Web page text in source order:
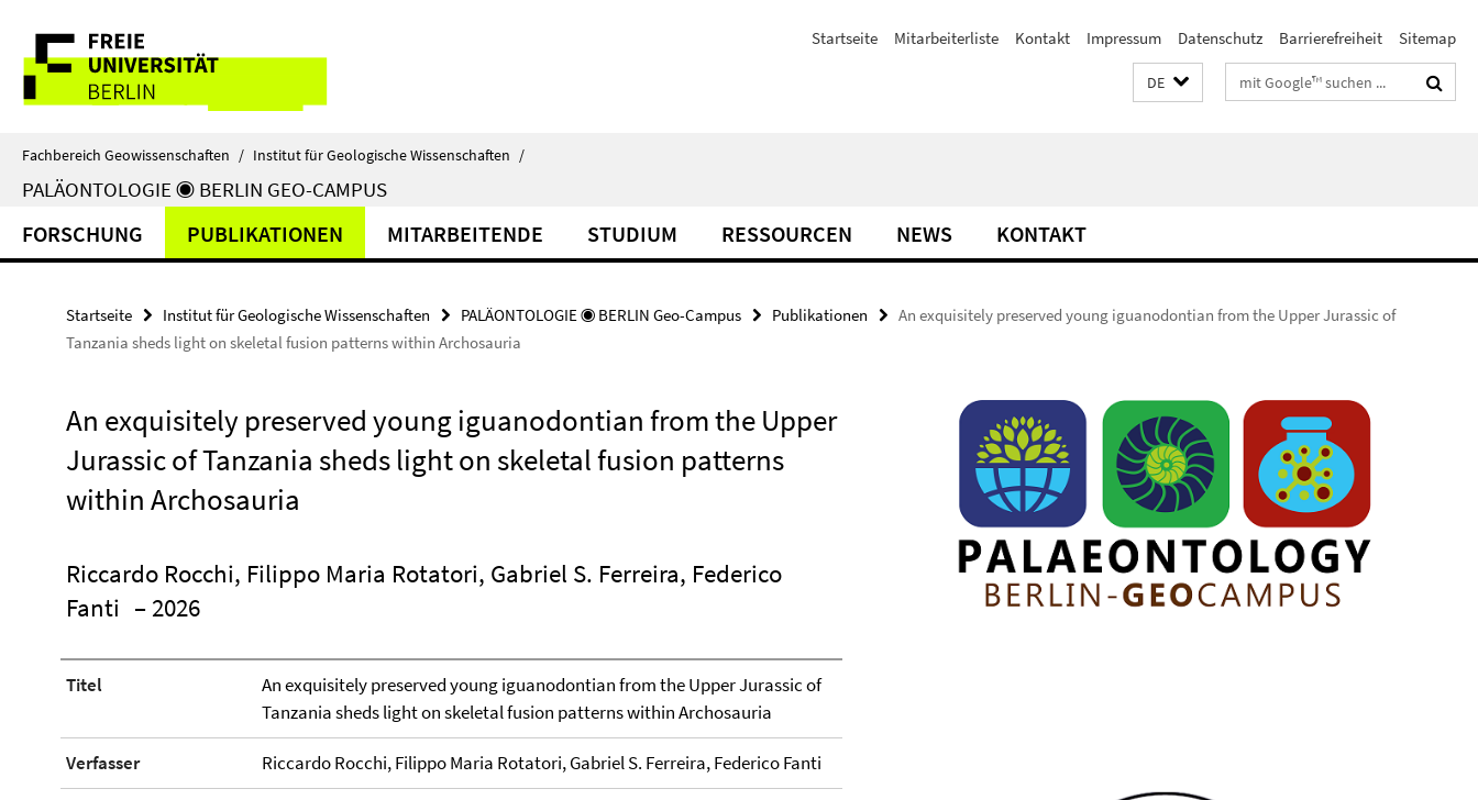
direkt
Inhalt
Service-
Navigation
Startseite Mitarbeiterliste Kontakt Impressum Datenschutz Barrierefreiheit Sitemap
DE Suchbegriffe
Fachbereich Geowissenschaften / Institut für Geologische Wissenschaften /
PALÄONTOLOGIE ◉ BERLIN GEO-CAMPUS
FORSCHUNG PUBLIKATIONEN MITARBEITENDE STUDIUM RESSOURCEN NEWS KONTAKT
Startseite Institut für Geologische Wissenschaften PALÄONTOLOGIE ◉ BERLIN Geo-Campus Publikationen
An exquisitely preserved young iguanodontian from the Upper Jurassic of
Tanzania sheds light on skeletal fusion patterns within Archosauria
An exquisitely preserved young iguanodontian from the Upper
Jurassic of Tanzania sheds light on skeletal fusion patterns
within Archosauria
Riccardo Rocchi, Filippo Maria Rotatori, Gabriel S. Ferreira, Federico
Fanti – 2026
Titel
An exquisitely preserved young iguanodontian from the Upper Jurassic of
Tanzania sheds light on skeletal fusion patterns within Archosauria
Verfasser Riccardo Rocchi, Filippo Maria Rotatori, Gabriel S. Ferreira, Federico Fanti